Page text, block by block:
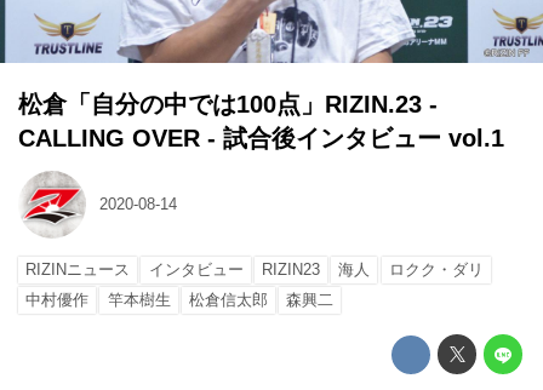
松倉「自分の中では100点」RIZIN.23 -
CALLING OVER - 試合後インタビュー vol.1
2020-08-14
RIZINニュース インタビュー RIZIN23 海人
ロクク・ダリ
中村優作
竿本樹生 松倉信太郎 森興二